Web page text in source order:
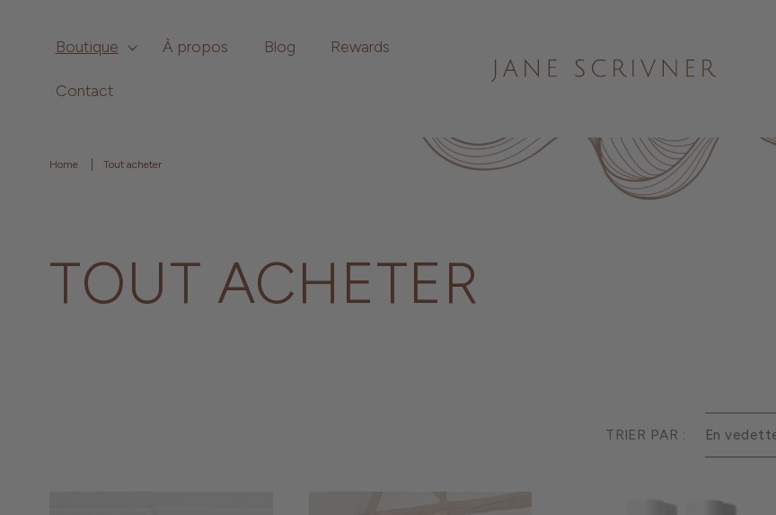
contenu
Boutique À propos Blog Rewards
Contact
Home Tout acheter
TOUT ACHETER
TRIER PAR :